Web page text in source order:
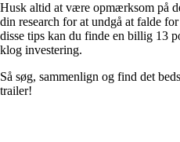
Husk altid at være opmærksom på
din research for at undgå at falde
disse tips kan du finde en billig 13
klog investering.
Så søg, sammenlign og find det
trailer!